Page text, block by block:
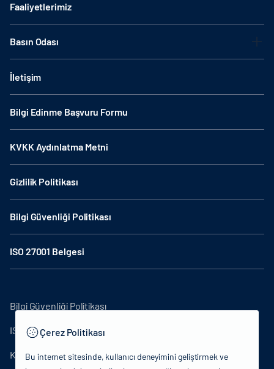
Faaliyetlerimiz
Basın Odası
İletişim
Bilgi Edinme Başvuru Formu
KVKK Aydınlatma Metni
Gizlilik Politikası
Bilgi Güvenliği Politikası
ISO 27001 Belgesi
Bilgi Güvenliği Politikası
ISO27001
KVKK Aydınlatma Metni
Çerez Politikası
Bu internet sitesinde, kullanıcı deneyimini geliştirmek ve